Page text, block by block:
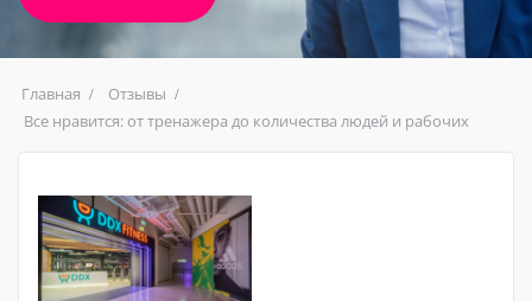
Главная
Отзывы
Все нравится: от тренажера до количества людей и рабочих